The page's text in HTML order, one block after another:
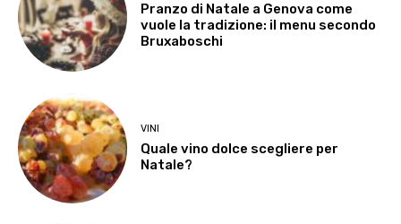
Pranzo di Natale a Genova come
vuole la tradizione: il menu secondo
Bruxaboschi
VINI
Quale vino dolce scegliere per
Natale?